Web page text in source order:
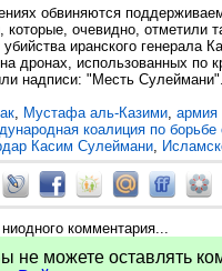
обвиняются
которые, очевидно, отметили
иранского генерала
дронах, использованных по
надписи: "Месть Сулеймани".
, Мустафа аль-Казими, армия
коалиция по борьбе
Касим Сулеймани,
комментария...
не можете оставлять